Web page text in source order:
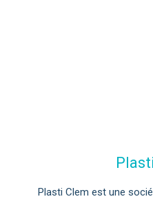
Plasti Clem est une